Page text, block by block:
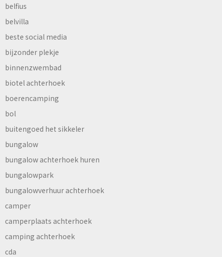
belfius
belvilla
beste social media
bijzonder plekje
binnenzwembad
biotel achterhoek
boerencamping
bol
buitengoed het sikkeler
bungalow
bungalow achterhoek huren
bungalowpark
bungalowverhuur achterhoek
camper
camperplaats achterhoek
camping achterhoek
cda